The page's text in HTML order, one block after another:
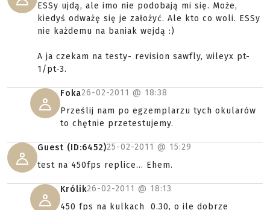
ESSy ujdą, ale imo nie podobają mi się. Może,
kiedyś odważę się je założyć. Ale kto co woli. ESSy
nie każdemu na baniak wejdą :)
A ja czekam na testy- revision sawfly, wileyx pt-
1/pt-3.
Foka26-02-2011 @ 18:38
Prześlij nam po egzemplarzu tych okularów
to chętnie przetestujemy.
Guest (ID:6452)25-02-2011 @ 15:29
test na 450fps replice... Ehem.
Królik26-02-2011 @ 18:13
450 fps na kulkach 0.30, o ile dobrze